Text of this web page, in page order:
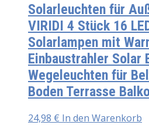
Solarleuchten für
VIRIDI 4 Stück 16
Solarlampen mit
Einbaustrahler Solar
Wegeleuchten für
Boden Terrasse
24,98 € In den Warenkorb